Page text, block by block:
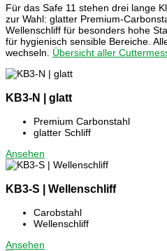
Für das Safe 11 stehen drei lange
zur Wahl: glatter Premium-
Wellenschliff für besonders hohe
für hygienisch sensible Bereiche.
wechseln. Übersicht aller
KB3-N | glatt
Premium Carbonstahl
glatter Schliff
Ansehen
KB3-S | Wellenschliff
Carobstahl
Wellenschliff
Ansehen